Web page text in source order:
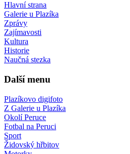
Hlavní strana
Galerie u Plazíka
Zprávy
Zajímavosti
Kultura
Historie
Naučná stezka
Další menu
Plazíkovo digifoto
Z Galerie u Plazíka
Okolí Peruce
Fotbal na Peruci
Sport
Židovský hřbitov